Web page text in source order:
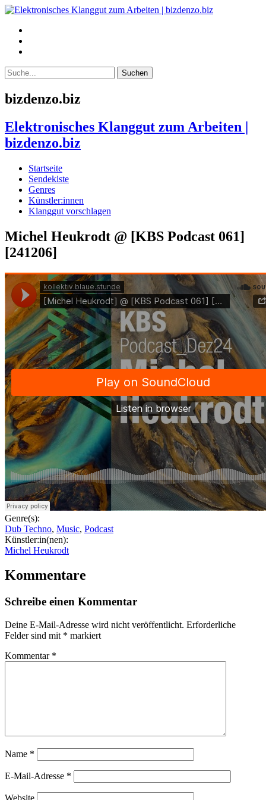
bizdenzo.biz
Elektronisches Klanggut zum Arbeiten |
bizdenzo.biz
Startseite
Sendekiste
Genres
Künstler:innen
Klanggut vorschlagen
Michel Heukrodt @ [KBS Podcast 061]
[241206]
Genre(s):
Dub Techno, Music, Podcast
Künstler:in(nen):
Michel Heukrodt
Kommentare
Schreibe einen Kommentar
Deine E-Mail-Adresse wird nicht veröffentlicht. Erforderliche
Felder sind mit * markiert
Kommentar *
Name *
E-Mail-Adresse *
Website